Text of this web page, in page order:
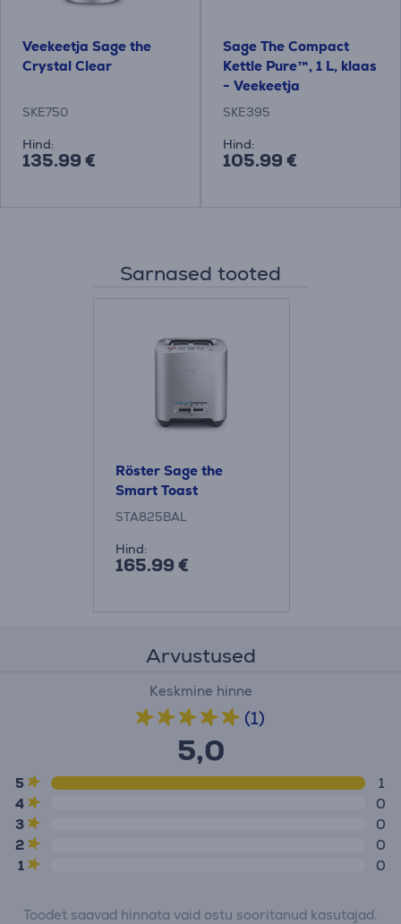
Veekeetja Sage the
Crystal Clear
SKE750
Hind:
135.99 €
Sage The Compact
Kettle Pure™, 1 L, klaas
- Veekeetja
SKE395
Hind:
105.99 €
Sarnased tooted
Röster Sage the
Smart Toast
STA825BAL
Hind:
165.99 €
Arvustused
Keskmine hinne
(1)
5,0
5
1
4
0
3
0
2
0
1
0
Toodet saavad hinnata vaid ostu sooritanud kasutajad.